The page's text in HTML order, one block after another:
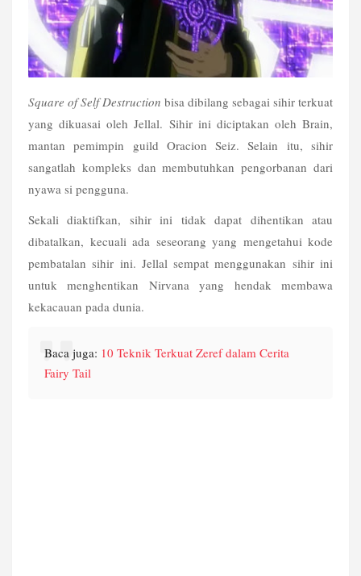
Square of Self Destruction bisa dibilang sebagai sihir terkuat
yang dikuasai oleh Jellal. Sihir ini diciptakan oleh Brain,
mantan pemimpin guild Oracion Seiz. Selain itu, sihir
sangatlah kompleks dan membutuhkan pengorbanan dari
nyawa si pengguna.
Sekali diaktifkan, sihir ini tidak dapat dihentikan atau
dibatalkan, kecuali ada seseorang yang mengetahui kode
pembatalan sihir ini. Jellal sempat menggunakan sihir ini
untuk menghentikan Nirvana yang hendak membawa
kekacauan pada dunia.
Baca juga: 10 Teknik Terkuat Zeref dalam Cerita
Fairy Tail